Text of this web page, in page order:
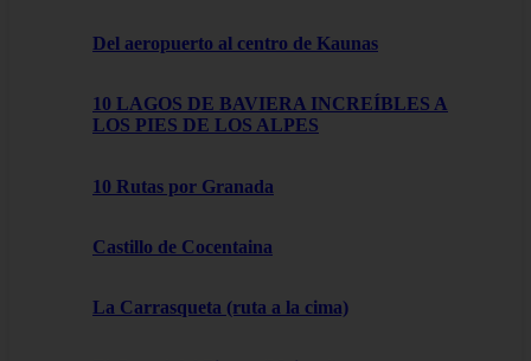
Del aeropuerto al centro de Kaunas
10 LAGOS DE BAVIERA INCREÍBLES A
LOS PIES DE LOS ALPES
10 Rutas por Granada
Castillo de Cocentaina
La Carrasqueta (ruta a la cima)